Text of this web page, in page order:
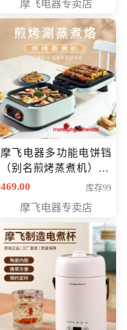
摩飞电器专卖店
摩飞电器多功能电饼铛
（别名煎烤蒸煮机） 型
号MF-8888B 会员专享
469.00 库存99
摩飞电器专卖店